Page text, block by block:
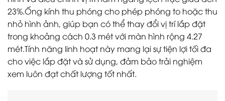
23%.Ống kính thu phóng cho phép phóng to hoặc thu
nhỏ hình ảnh, giúp bạn có thể thay đổi vị trí lắp đặt
trong khoảng cách 0.3 mét với màn hình rộng 4.27
mét.Tính năng linh hoạt này mang lại sự tiện lợi tối đa
cho việc lắp đặt và sử dụng, đảm bảo trải nghiệm
xem luôn đạt chất lượng tốt nhất.